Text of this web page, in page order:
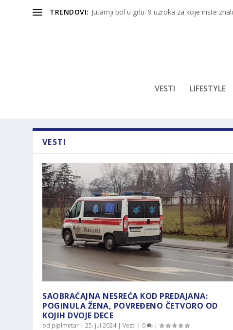
TRENDOVI: Jutarnji bol u grlu: 9 uzroka za koje niste znali
VESTI LIFESTYLE
VESTI
SAOBRAĆAJNA NESREĆA KOD PREDAJANA:
POGINULA ŽENA, POVREĐENO ČETVORO OD
KOJIH DVOJE DECE
od piplmetar |25. jul 2024|Vesti | 0 |